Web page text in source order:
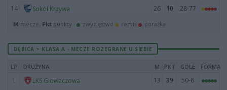
14
Sokół Krzywa 26 10 28-77
M mecze, Pkt punkty · zwycięstwo remis porażka
DĘBICA > KLASA A - MECZE ROZEGRANE U SIEBIE
LP DRUŻYNA M PKT GOLE FORMA
1 LKS Głowaczowa 13 39
50-8